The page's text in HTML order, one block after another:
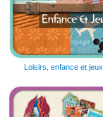
Loisirs, enfance et jeux